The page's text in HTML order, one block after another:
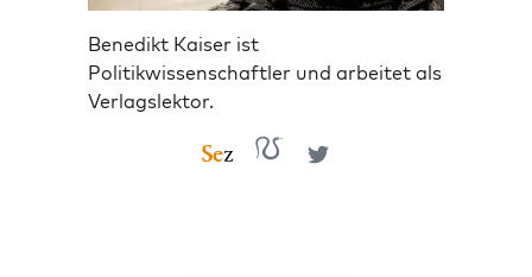
Benedikt Kaiser ist
Politikwissenschaftler und arbeitet als
Verlagslektor.